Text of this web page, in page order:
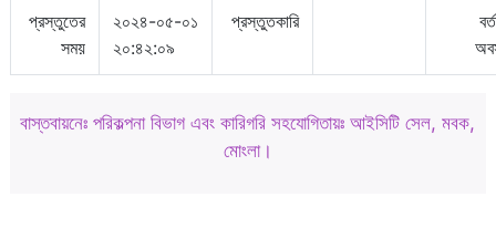
প্রস্তুতের
সময়
২০২৪-০৫-০১
২০:৪২:০৯
প্রস্তুতকারি
বাস্তবায়নেঃ পরিকল্পনা বিভাগ এবং কারিগরি সহযোগিতায়ঃ আইসিটি সেল, মবক,
মোংলা।